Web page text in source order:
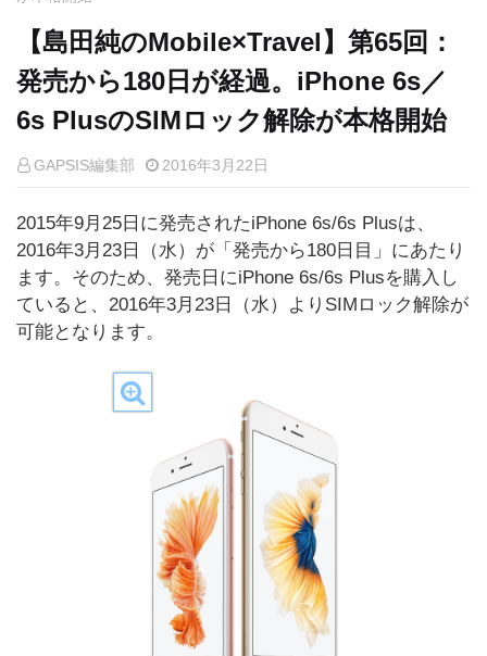
【島田純のMobile×Travel】第65回：
発売から180日が経過。iPhone 6s／
6s PlusのSIMロック解除が本格開始
GAPSIS編集部 2016年3月22日
2015年9月25日に発売されたiPhone 6s/6s Plusは、
2016年3月23日（水）が「発売から180日目」にあたり
ます。そのため、発売日にiPhone 6s/6s Plusを購入し
ていると、2016年3月23日（水）よりSIMロック解除が
可能となります。